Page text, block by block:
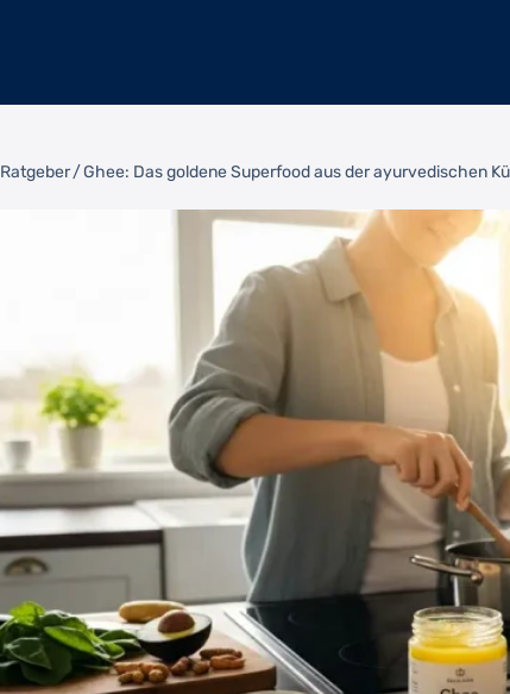
Ratgeber/Ghee: Das goldene Superfood aus der ayurvedischen